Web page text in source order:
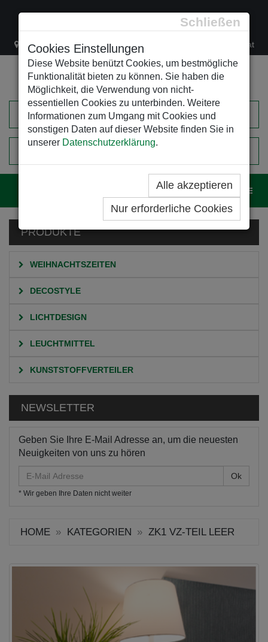
Schließen
Cookies Einstellungen
Diese Website benützt Cookies, um bestmögliche
Funktionalität bieten zu können. Sie haben die
Möglichkeit, die Verwendung von nicht-
essentiellen Cookies zu unterbinden. Weitere
Informationen zum Umgang mit Cookies und
sonstigen Daten auf dieser Website finden Sie in
unserer Datenschutzerklärung.
Alle akzeptieren
Nur erforderliche Cookies
Lacknergasse 78 +43/1/470 37 00 office@leso.at
EINKAUFSWAGEN
PRODUKTE
WEIHNACHTSZEITEN
DECOSTYLE
LICHTDESIGN
LEUCHTMITTEL
KUNSTSTOFFVERTEILER
NEWSLETTER
Geben Sie Ihre E-Mail Adresse an, um die neuesten
Neuigkeiten von uns zu hören
Mail
Adresse
* Wir geben Ihre Daten nicht weiter
HOME KATEGORIEN ZK1 VZ-TEIL LEER